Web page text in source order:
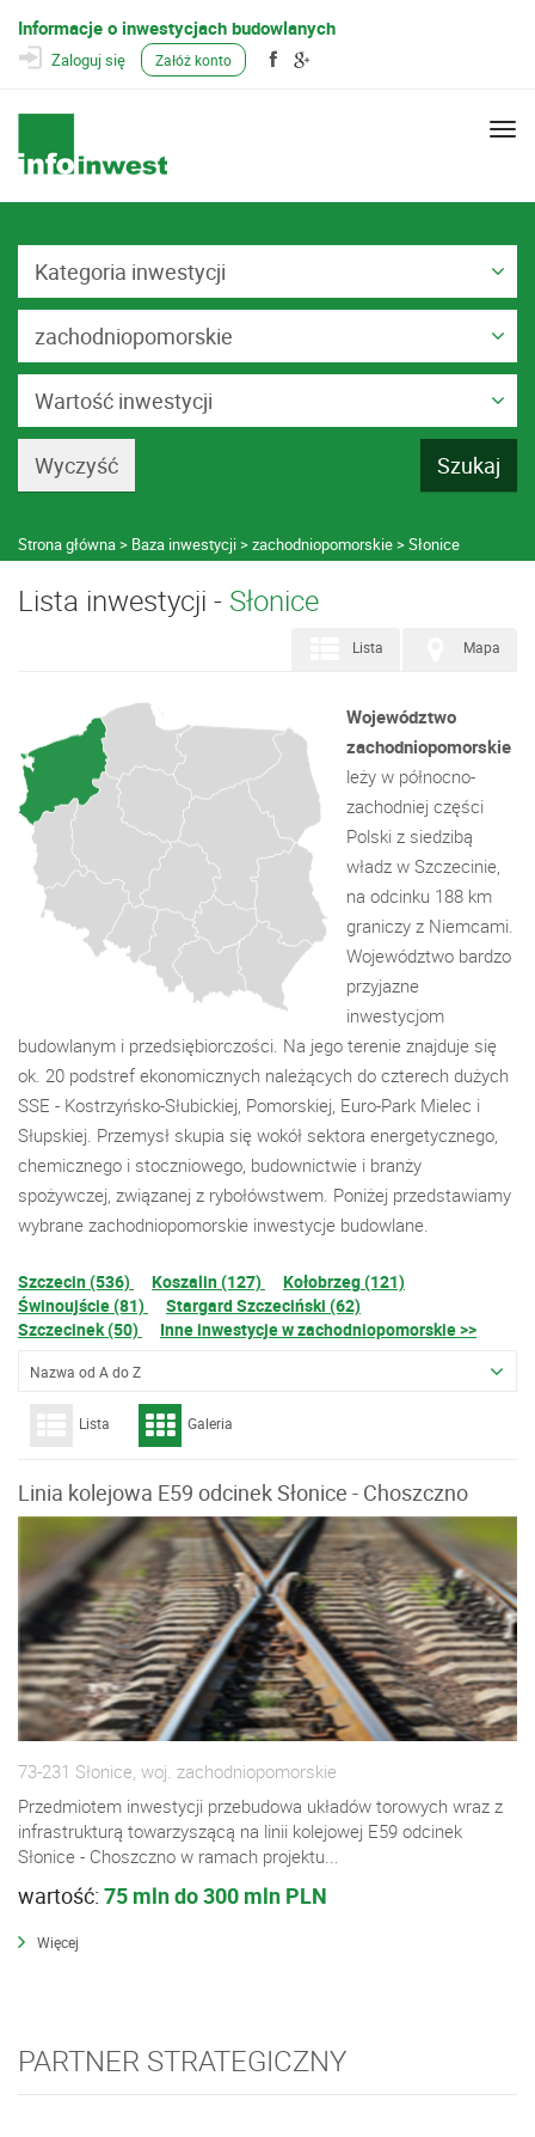
Informacje o inwestycjach budowlanych
Zaloguj się Załóż konto
Kategoria inwestycji
zachodniopomorskie
Wartość inwestycji
Strona główna Baza inwestycji zachodniopomorskie Słonice
Lista inwestycji - Słonice
Mapa
Lista
Województwo
zachodniopomorskie
leży w północno-
zachodniej części
Polski z siedzibą
władz w Szczecinie,
na odcinku 188 km
graniczy z Niemcami.
Województwo bardzo
przyjazne
inwestycjom
budowlanym i przedsiębiorczości. Na jego terenie znajduje się
ok. 20 podstref ekonomicznych należących do czterech dużych
SSE - Kostrzyńsko-Słubickiej, Pomorskiej, Euro-Park Mielec i
Słupskiej. Przemysł skupia się wokół sektora energetycznego,
chemicznego i stoczniowego, budownictwie i branży
spożywczej, związanej z rybołówstwem. Poniżej przedstawiamy
wybrane zachodniopomorskie inwestycje budowlane.
Szczecin (536) Koszalin (127)
Kołobrzeg (121)
Świnoujście (81)
Stargard Szczeciński (62)
Szczecinek (50)
Inne inwestycje w zachodniopomorskie >>
Nazwa od A do Z
Lista Galeria
Linia kolejowa E59 odcinek Słonice - Choszczno
73-231 Słonice, woj. zachodniopomorskie
Przedmiotem inwestycji przebudowa układów torowych wraz z
infrastrukturą towarzyszącą na linii kolejowej E59 odcinek
Słonice - Choszczno w ramach projektu...
wartość: 75 mln do 300 mln PLN
Więcej
PARTNER STRATEGICZNY